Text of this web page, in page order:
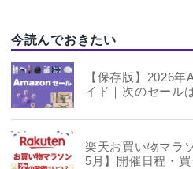
今読んでおきたい
【保存版】2026
イド｜次のセール
楽天お買い物マラ
5月】開催日程・